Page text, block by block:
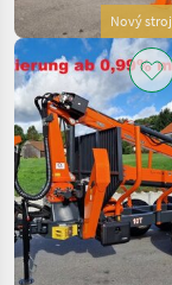
Nový stroj